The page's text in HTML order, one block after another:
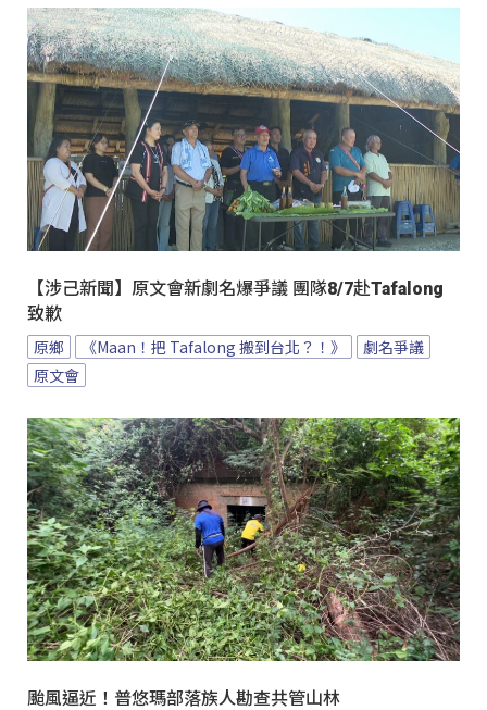
【涉己新聞】原文會新劇名爆爭議 團隊8/7赴Tafalong
致歉
原鄉 《Maan！把 Tafalong 搬到台北？！》
劇名爭議
原文會
颱風逼近！普悠瑪部落族人勘查共管山林